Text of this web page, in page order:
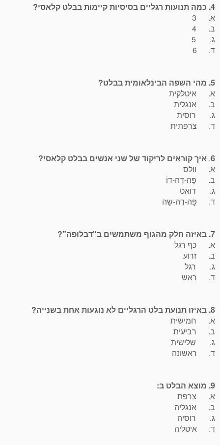
4. כמה תנועות רגליים בסיסיות קיימות בבלט קלאסי?
א. 3
ב. 4
ג. 5
ד. 6
5. מהי השפה הבינלאומית בבלט?
א. איטלקית
ב. אנגלית
ג. רוסית
ד. צרפתית
6
. איך קוראים לריקוד של שני אנשים בבלט קלאסי?
א. וולס
ב. פָּה-דֶה-דוֹ
ג. דואט
ד. פָּה-דֶה-שָה
7. באיזה חלק מהגוף משתמשים ב"דבלופה"?
א. כף רגל
ב. זרוע
ג. רגל
ד. ראש
8. באיזו תנועת בלט הרגליים לא נוגעות אחת בשנייה?
א. חמישית
ב. רביעית
ג. שלישית
ד. ראשונה
9. מוצא הבלט ב:
א. צרפת
ב. אנגליה
ג. רוסיה
ד. איטליה